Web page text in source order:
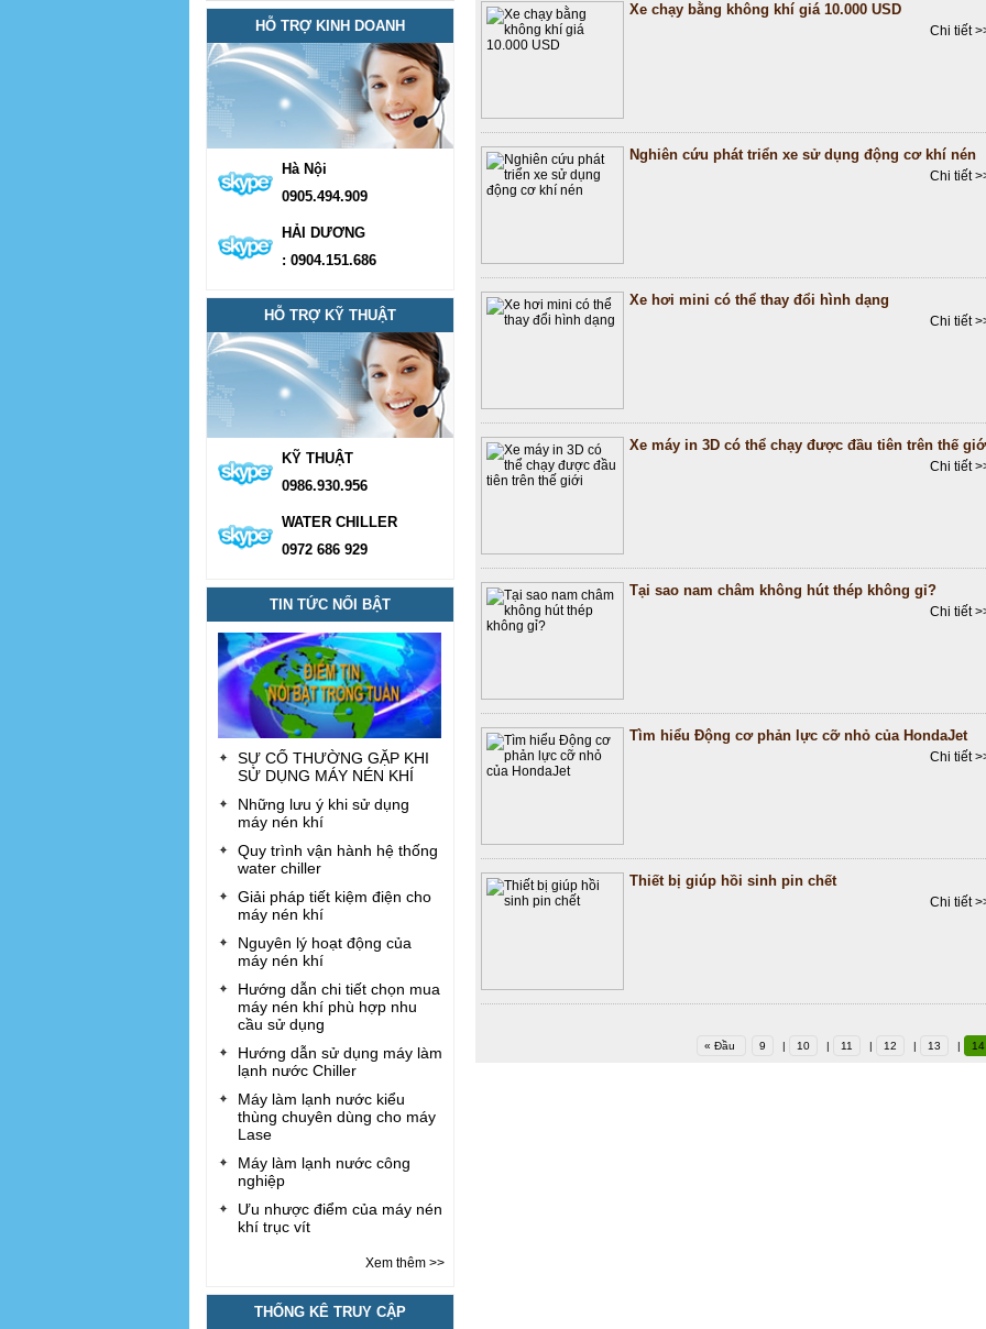
HỖ TRỢ KINH DOANH
Hà Nội
0905.494.909
HẢI DƯƠNG
: 0904.151.686
HỖ TRỢ KỸ THUẬT
KỸ THUẬT
0986.930.956
WATER CHILLER
0972 686 929
TIN TỨC NỔI BẬT
SỰ CỐ THƯỜNG GẶP KHI
SỬ DỤNG MÁY NÉN KHÍ
Những lưu ý khi sử dụng
máy nén khí
Quy trình vận hành hệ thống
water chiller
Giải pháp tiết kiệm điện cho
máy nén khí
Nguyên lý hoạt động của
máy nén khí
Hướng dẫn chi tiết chọn mua
máy nén khí phù hợp nhu
cầu sử dụng
Hướng dẫn sử dụng máy làm
lạnh nước Chiller
Máy làm lạnh nước kiểu
thùng chuyên dùng cho máy
Lase
Máy làm lạnh nước công
nghiệp
Ưu nhược điểm của máy nén
khí trục vít
Xem thêm >>
THỐNG KÊ TRUY CẬP
Xe chạy bằng không khí giá 10.000 USD
Chi tiết
Nghiên cứu phát triển xe sử dụng động cơ khí nén
Chi tiết
Xe hơi mini có thể thay đổi hình dạng
Chi tiết
Xe máy in 3D có thể chạy được đầu tiên trên thế
Chi tiết
Tại sao nam châm không hút thép không gỉ?
Chi tiết
Tìm hiểu Động cơ phản lực cỡ nhỏ của HondaJet
Chi tiết
Thiết bị giúp hồi sinh pin chết
Chi tiết
« Đầu 9 | 10 | 11 | 12 | 13 | 14